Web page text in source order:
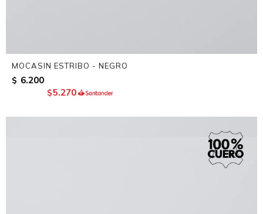
MOCASIN ESTRIBO - NEGRO
$ 6.200
$5.270